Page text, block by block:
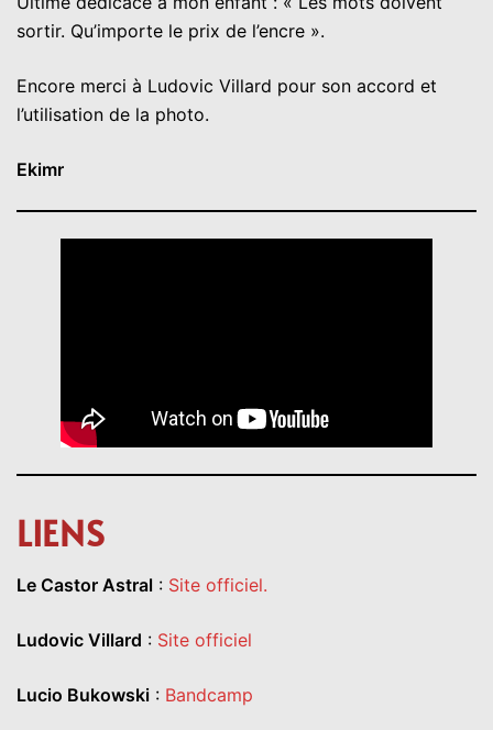
sortir. Qu’importe le prix de l’encre ».
Encore merci à Ludovic Villard pour son accord et
l’utilisation de la photo.
Ekimr
LIENS
Le Castor Astral : Site officiel.
Ludovic Villard : Site officiel
Lucio Bukowski : Bandcamp